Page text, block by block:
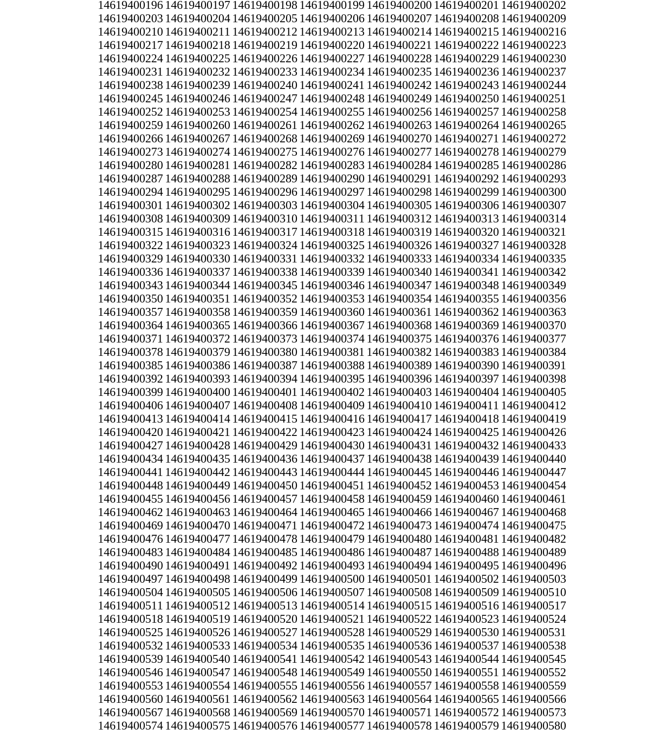
14619400196 14619400197 14619400198 14619400199 14619400200 14619400201 14619400202
14619400203 14619400204 14619400205 14619400206 14619400207 14619400208 14619400209
14619400210 14619400211 14619400212 14619400213 14619400214 14619400215 14619400216
14619400217 14619400218 14619400219 14619400220 14619400221 14619400222 14619400223
14619400224 14619400225 14619400226 14619400227 14619400228 14619400229 14619400230
14619400231 14619400232 14619400233 14619400234 14619400235 14619400236 14619400237
14619400238 14619400239 14619400240 14619400241 14619400242 14619400243 14619400244
14619400245 14619400246 14619400247 14619400248 14619400249 14619400250 14619400251
14619400252 14619400253 14619400254 14619400255 14619400256 14619400257 14619400258
14619400259 14619400260 14619400261 14619400262 14619400263 14619400264 14619400265
14619400266 14619400267 14619400268 14619400269 14619400270 14619400271 14619400272
14619400273 14619400274 14619400275 14619400276 14619400277 14619400278 14619400279
14619400280 14619400281 14619400282 14619400283 14619400284 14619400285 14619400286
14619400287 14619400288 14619400289 14619400290 14619400291 14619400292 14619400293
14619400294 14619400295 14619400296 14619400297 14619400298 14619400299 14619400300
14619400301 14619400302 14619400303 14619400304 14619400305 14619400306 14619400307
14619400308 14619400309 14619400310 14619400311 14619400312 14619400313 14619400314
14619400315 14619400316 14619400317 14619400318 14619400319 14619400320 14619400321
14619400322 14619400323 14619400324 14619400325 14619400326 14619400327 14619400328
14619400329 14619400330 14619400331 14619400332 14619400333 14619400334 14619400335
14619400336 14619400337 14619400338 14619400339 14619400340 14619400341 14619400342
14619400343 14619400344 14619400345 14619400346 14619400347 14619400348 14619400349
14619400350 14619400351 14619400352 14619400353 14619400354 14619400355 14619400356
14619400357 14619400358 14619400359 14619400360 14619400361 14619400362 14619400363
14619400364 14619400365 14619400366 14619400367 14619400368 14619400369 14619400370
14619400371 14619400372 14619400373 14619400374 14619400375 14619400376 14619400377
14619400378 14619400379 14619400380 14619400381 14619400382 14619400383 14619400384
14619400385 14619400386 14619400387 14619400388 14619400389 14619400390 14619400391
14619400392 14619400393 14619400394 14619400395 14619400396 14619400397 14619400398
14619400399 14619400400 14619400401 14619400402 14619400403 14619400404 14619400405
14619400406 14619400407 14619400408 14619400409 14619400410 14619400411 14619400412
14619400413 14619400414 14619400415 14619400416 14619400417 14619400418 14619400419
14619400420 14619400421 14619400422 14619400423 14619400424 14619400425 14619400426
14619400427 14619400428 14619400429 14619400430 14619400431 14619400432 14619400433
14619400434 14619400435 14619400436 14619400437 14619400438 14619400439 14619400440
14619400441 14619400442 14619400443 14619400444 14619400445 14619400446 14619400447
14619400448 14619400449 14619400450 14619400451 14619400452 14619400453 14619400454
14619400455 14619400456 14619400457 14619400458 14619400459 14619400460 14619400461
14619400462 14619400463 14619400464 14619400465 14619400466 14619400467 14619400468
14619400469 14619400470 14619400471 14619400472 14619400473 14619400474 14619400475
14619400476 14619400477 14619400478 14619400479 14619400480 14619400481 14619400482
14619400483 14619400484 14619400485 14619400486 14619400487 14619400488 14619400489
14619400490 14619400491 14619400492 14619400493 14619400494 14619400495 14619400496
14619400497 14619400498 14619400499 14619400500 14619400501 14619400502 14619400503
14619400504 14619400505 14619400506 14619400507 14619400508 14619400509 14619400510
14619400511 14619400512 14619400513 14619400514 14619400515 14619400516 14619400517
14619400518 14619400519 14619400520 14619400521 14619400522 14619400523 14619400524
14619400525 14619400526 14619400527 14619400528 14619400529 14619400530 14619400531
14619400532 14619400533 14619400534 14619400535 14619400536 14619400537 14619400538
14619400539 14619400540 14619400541 14619400542 14619400543 14619400544 14619400545
14619400546 14619400547 14619400548 14619400549 14619400550 14619400551 14619400552
14619400553 14619400554 14619400555 14619400556 14619400557 14619400558 14619400559
14619400560 14619400561 14619400562 14619400563 14619400564 14619400565 14619400566
14619400567 14619400568 14619400569 14619400570 14619400571 14619400572 14619400573
14619400574 14619400575 14619400576 14619400577 14619400578 14619400579 14619400580